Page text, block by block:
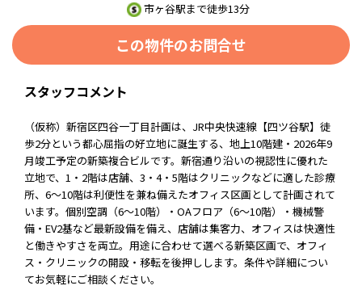
市ヶ谷駅まで徒歩13分
この物件のお問合せ
スタッフコメント
（仮称）新宿区四谷一丁目計画は、JR中央快速線【四ツ谷駅】徒
歩2分という都心屈指の好立地に誕生する、地上10階建・2026年9
月竣工予定の新築複合ビルです。新宿通り沿いの視認性に優れた
立地で、1・2階は店舗、3・4・5階はクリニックなどに適した診療
所、6～10階は利便性を兼ね備えたオフィス区画として計画されて
います。個別空調（6～10階）・OAフロア（6～10階）・機械警
備・EV2基など最新設備を備え、店舗は集客力、オフィスは快適性
と働きやすさを両立。用途に合わせて選べる新築区画で、オフィ
ス・クリニックの開設・移転を後押しします。条件や詳細につい
てお気軽にご相談ください。